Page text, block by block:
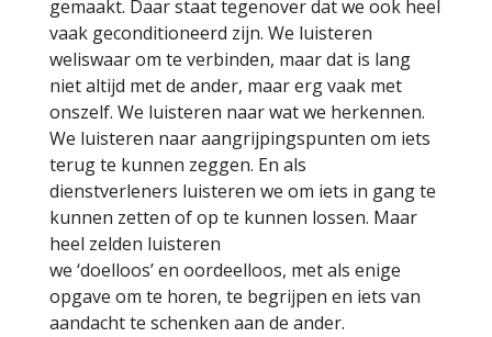
gemaakt. Daar staat tegenover dat we ook heel
vaak geconditioneerd zijn. We luisteren
weliswaar om te verbinden, maar dat is lang
niet altijd met de ander, maar erg vaak met
onszelf. We luisteren naar wat we herkennen.
We luisteren naar aangrijpingspunten om iets
terug te kunnen zeggen. En als
dienstverleners luisteren we om iets in gang te
kunnen zetten of op te kunnen lossen. Maar
heel zelden luisteren
we ‘doelloos’ en oordeelloos, met als enige
opgave om te horen, te begrijpen en iets van
aandacht te schenken aan de ander.